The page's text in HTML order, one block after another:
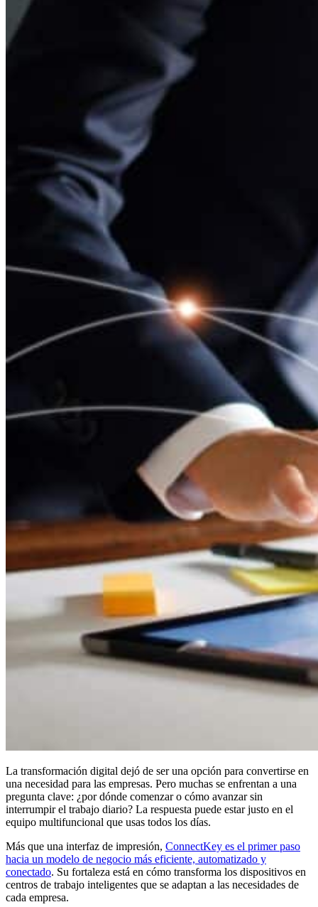
La transformación digital dejó de ser una opción para convertirse en
una necesidad para las empresas. Pero muchas se enfrentan a una
pregunta clave: ¿por dónde comenzar o cómo avanzar sin
interrumpir el trabajo diario? La respuesta puede estar justo en el
equipo multifuncional que usas todos los días.
Más que una interfaz de impresión, ConnectKey es el primer paso
hacia un modelo de negocio más eficiente, automatizado y
conectado. Su fortaleza está en cómo transforma los dispositivos en
centros de trabajo inteligentes que se adaptan a las necesidades de
cada empresa.